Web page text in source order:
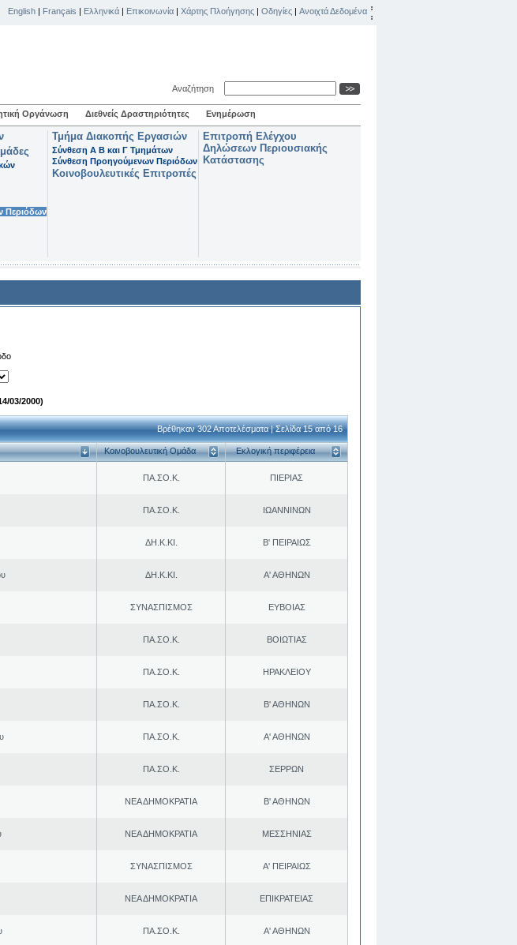
English | Français | Ελληνικά | Επικοινωνία | Χάρτης Πλοήγησης | Οδηγίες | Ανοιχτά Δεδομένα
Αναζήτηση
Οργάνωση Διεθνείς Δραστηριότητες Ενημέρωση
Περιόδων
Τμήμα Διακοπής Εργασιών
Σύνθεση Α Β και Γ Τμημάτων
Σύνθεση Προηγούμενων Περιόδων
Κοινοβουλευτικές Επιτροπές
Επιτροπή Ελέγχου
Δηλώσεων Περιουσιακής
Κατάστασης
03/2000)
Βρέθηκαν 302 Αποτελέσματα | Σελίδα 15 από 16
Κοινοβουλευτική Ομάδα Εκλογική περιφέρεια
ΠΑ.ΣΟ.Κ. ΠΙΕΡΙΑΣ
ΠΑ.ΣΟ.Κ. ΙΩΑΝΝΙΝΩΝ
ΔΗ.Κ.ΚΙ. Β' ΠΕΙΡΑΙΩΣ
ΔΗ.Κ.ΚΙ. Α' ΑΘΗΝΩΝ
ΣΥΝΑΣΠΙΣΜΟΣ ΕΥΒΟΙΑΣ
ΠΑ.ΣΟ.Κ. ΒΟΙΩΤΙΑΣ
ΠΑ.ΣΟ.Κ. ΗΡΑΚΛΕΙΟΥ
ΠΑ.ΣΟ.Κ. Β' ΑΘΗΝΩΝ
ΠΑ.ΣΟ.Κ. Α' ΑΘΗΝΩΝ
ΠΑ.ΣΟ.Κ. ΣΕΡΡΩΝ
ΝΕΑ ΔΗΜΟΚΡΑΤΙΑ Β' ΑΘΗΝΩΝ
ΝΕΑ ΔΗΜΟΚΡΑΤΙΑ ΜΕΣΣΗΝΙΑΣ
ΣΥΝΑΣΠΙΣΜΟΣ Α' ΠΕΙΡΑΙΩΣ
ΝΕΑ ΔΗΜΟΚΡΑΤΙΑ ΕΠΙΚΡΑΤΕΙΑΣ
ΠΑ.ΣΟ.Κ. Α' ΑΘΗΝΩΝ